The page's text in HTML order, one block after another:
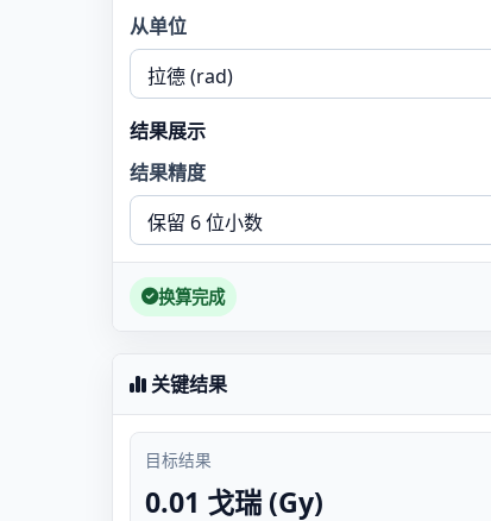
从单位
结果展示
结果精度
换算完成
关键结果
目标结果
0.01 戈瑞 (Gy)